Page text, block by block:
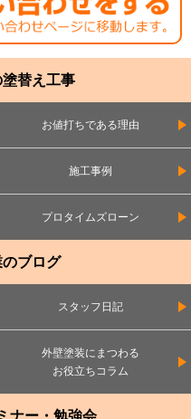
替え工事
お値打ちである理由
施工事例
プロタイムズローン
ブログ
スタッフ日記
外壁塗装にまつわる
お役立ちコラム